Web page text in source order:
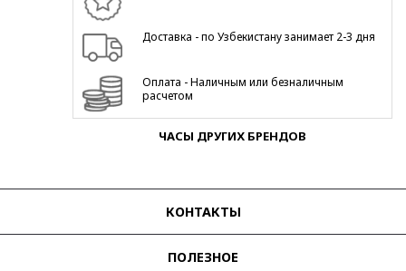
Доставка - по Узбекистану занимает 2-3 дня
Оплата - Наличным или безналичным
расчетом
ЧАСЫ ДРУГИХ БРЕНДОВ
КОНТАКТЫ
ПОЛЕЗНОЕ